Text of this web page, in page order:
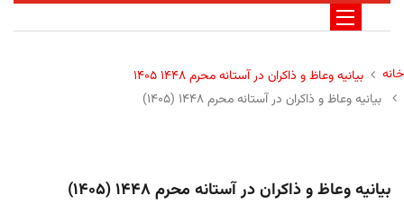
خانه
بیانیه وعاظ و ذاکران در آستانه محرم ۱۴۴۸ ۱۴۰۵
بیانیه وعاظ و ذاکران در آستانه محرم ۱۴۴۸ (۱۴۰۵)
بیانیه وعاظ و ذاکران در آستانه محرم ۱۴۴۸ (۱۴۰۵)